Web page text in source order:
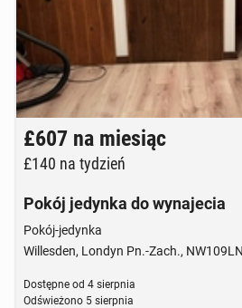
£607 na miesiąc
£140 na tydzień
Pokój jedynka do wynajecia
Pokój-jedynka
Willesden, Londyn Pn.-Zach., NW109LN
Dostępne od 4 sierpnia
Odświeżono 5 sierpnia